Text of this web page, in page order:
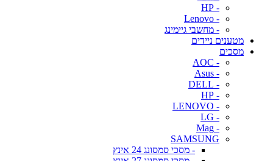
- HP
- Lenovo
- מחשבי גיימינג
מטענים ניידים
מסכים
- AOC
- Asus
- DELL
- HP
- LENOVO
- LG
- Mag
SAMSUNG
- מסכי סמסונג 24 אינץ